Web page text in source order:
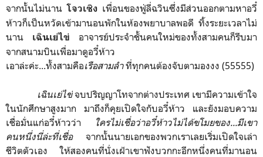
จากนั้นไม่นานโจวเซิง เพื่อนของฟู่ลี่ฉวินซึ่งมีส่วนออกตามหาอวี๋
ห้าวก็เป็นหวัดเข้ามานอนพักในห้องพยาบาลพอดี ทิ้งระยะเวลาไม่
นาน เฉินเย่ไข่ อาจารย์ประจำชั้นคนใหม่ของทั้งสามคนก็รีบมา
จากสนามบินเพื่อมาดูอวี๋ห้าว
เอาล่ะค่ะ...ทั้งสามคือเรือสามลำ ที่ทุกคนต้องจับตามองงง (55555)
เฉินเย่ไข่จบปริญญาโทจากต่างประเทศ เขามีความเข้าใจ
ในนักศึกษาสูงมาก มาถึงก็คุยเปิดใจกับอวี๋ห้าว และยังมอบความ
เชื่อมั่นแก่อวี๋ห้าวว่า ใครไม่เชื่อว่าอวี๋ห้าวไม่ได้ขโมยของ...มีเขา
คนหนึ่งนี่ล่ะที่เชื่อ จากนั้นนายเอกของพวกเราเลยเริ่มเปิดใจเล่า
ชีวิตตัวเอง ให้สองคนที่นั่งเฝ้าเขาฟังบวกกะอีกหนึ่งคนที่มานอน